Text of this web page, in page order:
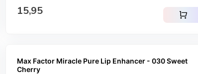
Regulärer Preis
15,95 shopping_cart
Max Factor Miracle Pure Lip Enhancer - 030 Sweet
Cherry